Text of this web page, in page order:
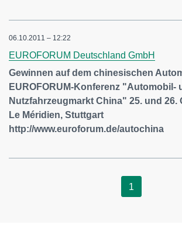
06.10.2011 – 12:22
EUROFORUM Deutschland GmbH
Gewinnen auf dem chinesischen
EUROFORUM-Konferenz "Automobil-
Nutzfahrzeugmarkt China" 25. und 26.
Le Méridien, Stuttgart
http://www.euroforum.de/autochina
1